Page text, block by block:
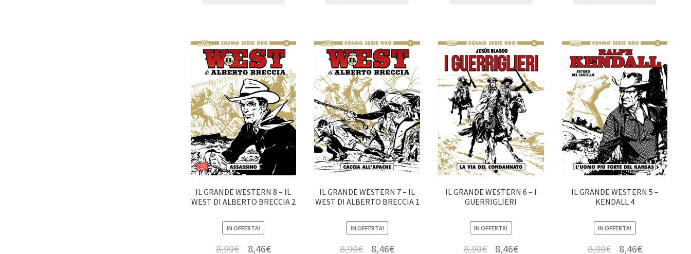
IL GRANDE WESTERN 8 – IL
WEST DI ALBERTO BRECCIA 2
IN OFFERTA!
8,90€ 8,46€
IL GRANDE WESTERN 7 – IL
WEST DI ALBERTO BRECCIA 1
IN OFFERTA!
8,90€ 8,46€
IL GRANDE WESTERN 6 – I
GUERRIGLIERI
IN OFFERTA!
8,90€ 8,46€
IL GRANDE WESTERN 5 –
KENDALL 4
IN OFFERTA!
8,90€ 8,46€